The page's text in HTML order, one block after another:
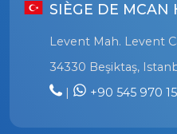
SIÈGE DE MCAN
Levent Mah. Levent
34330 Beşiktaş,
+90 545 970